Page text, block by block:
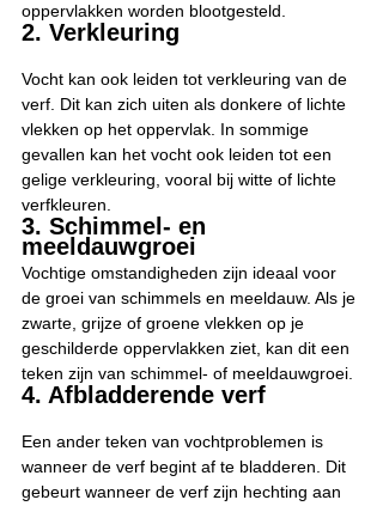
oppervlakken worden blootgesteld.
2. Verkleuring
Vocht kan ook leiden tot verkleuring van de
verf. Dit kan zich uiten als donkere of lichte
vlekken op het oppervlak. In sommige
gevallen kan het vocht ook leiden tot een
gelige verkleuring, vooral bij witte of lichte
verfkleuren.
3. Schimmel- en
meeldauwgroei
Vochtige omstandigheden zijn ideaal voor
de groei van schimmels en meeldauw. Als je
zwarte, grijze of groene vlekken op je
geschilderde oppervlakken ziet, kan dit een
teken zijn van schimmel- of meeldauwgroei.
4. Afbladderende verf
Een ander teken van vochtproblemen is
wanneer de verf begint af te bladderen. Dit
gebeurt wanneer de verf zijn hechting aan